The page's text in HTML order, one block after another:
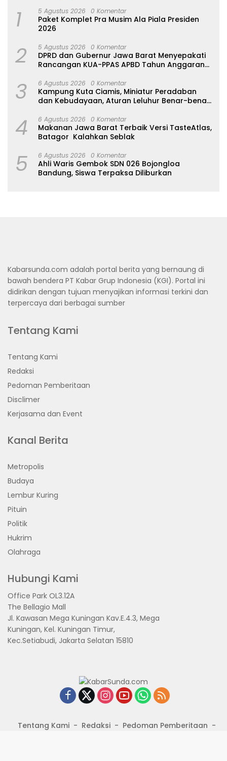
1 5 Agustus 2026 0 Komentar
Paket Komplet Pra Musim Ala Piala Presiden
2026
2 5 Agustus 2026 0 Komentar
DPRD dan Gubernur Jawa Barat Menyepakati
Rancangan KUA-PPAS APBD Tahun Anggaran
3 6 Agustus 2026 0 Komentar
Kampung Kuta Ciamis, Miniatur Peradaban
dan Kebudayaan, Aturan Leluhur Benar-benar
4 6 Agustus 2026 0 Komentar
Makanan Jawa Barat Terbaik Versi TasteAtlas,
Batagor Kalahkan Seblak
5 6 Agustus 2026 0 Komentar
Ahli Waris Gembok SDN 026 Bojongloa
Bandung, Siswa Terpaksa Diliburkan
Kabarsunda.com adalah portal berita yang bernaung di
bawah bendera PT Kabar Grup Indonesia (KGI). Portal ini
didirikan dengan tujuan menyajikan informasi terkini dan
terpercaya dari berbagai sumber
Tentang Kami
Tentang Kami
Redaksi
Pedoman Pemberitaan
Disclimer
Kerjasama dan Event
Kanal Berita
Metropolis
Budaya
Lembur Kuring
Pituin
Politik
Hukrim
Olahraga
Hubungi Kami
Office Park OL3.12A
The Bellagio Mall
Jl. Kawasan Mega Kuningan Kav.E.4.3, Mega
Kuningan, Kel. Kuningan Timur,
Kec.Setiabudi, Jakarta Selatan 15810
Tentang Kami Redaksi
Pedoman Pemberitaan